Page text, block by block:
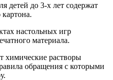
детей до 3-х лет содержат
настольных игр
материала.
химические растворы
обращения с которыми